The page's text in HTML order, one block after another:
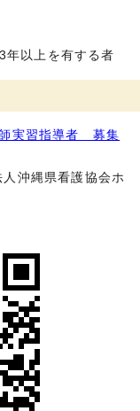
以上を有する者
実習指導者 募集
沖縄県看護協会ホ